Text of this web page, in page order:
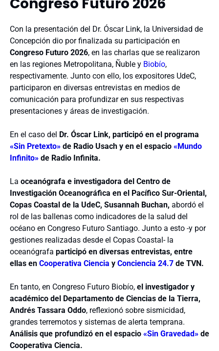
Congreso Futuro 2026
Con la presentación del Dr. Óscar Link, la Universidad de
Concepción dio por finalizada su participación en
Congreso Futuro 2026, en las charlas que se realizaron
en las regiones Metropolitana, Ñuble y Biobío,
respectivamente. Junto con ello, los expositores UdeC,
participaron en diversas entrevistas en medios de
comunicación para profundizar en sus respectivas
presentaciones y áreas de investigación.
En el caso del Dr. Óscar Link, participó en el programa
«Sin Pretexto» de Radio Usach y en el espacio «Mundo
Infinito» de Radio Infinita.
La oceanógrafa e investigadora del Centro de
Investigación Oceanográfica en el Pacífico Sur-Oriental,
Copas Coastal de la UdeC, Susannah Buchan, abordó el
rol de las ballenas como indicadores de la salud del
océano en Congreso Futuro Santiago. Junto a esto -y por
gestiones realizadas desde el Copas Coastal- la
oceanógrafa participó en diversas entrevistas, entre
ellas en Cooperativa Ciencia y Conciencia 24.7 de TVN.
En tanto, en Congreso Futuro Biobío, el investigador y
académico del Departamento de Ciencias de la Tierra,
Andrés Tassara Oddo, reflexionó sobre sismicidad,
grandes terremotos y sistemas de alerta temprana.
Análisis que profundizó en el espacio «Sin Gravedad» de
Cooperativa Ciencia.